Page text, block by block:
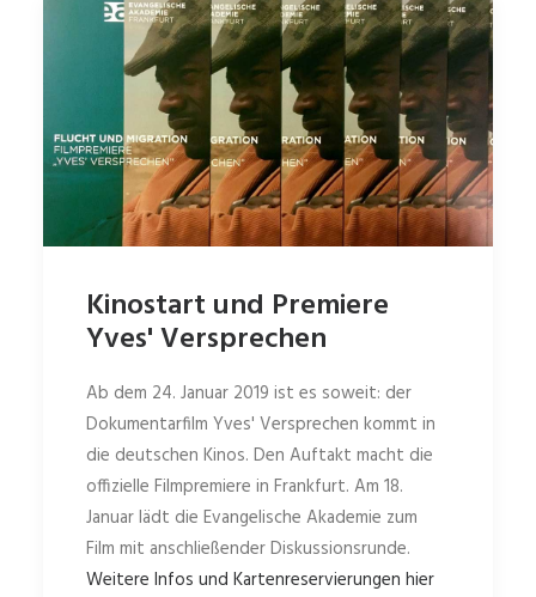
Kinostart und Premiere
Yves' Versprechen
Ab dem 24. Januar 2019 ist es soweit: der
Dokumentarfilm Yves' Versprechen kommt in
die deutschen Kinos. Den Auftakt macht die
offizielle Filmpremiere in Frankfurt. Am 18.
Januar lädt die Evangelische Akademie zum
Film mit anschließender Diskussionsrunde.
Weitere Infos und Kartenreservierungen hier